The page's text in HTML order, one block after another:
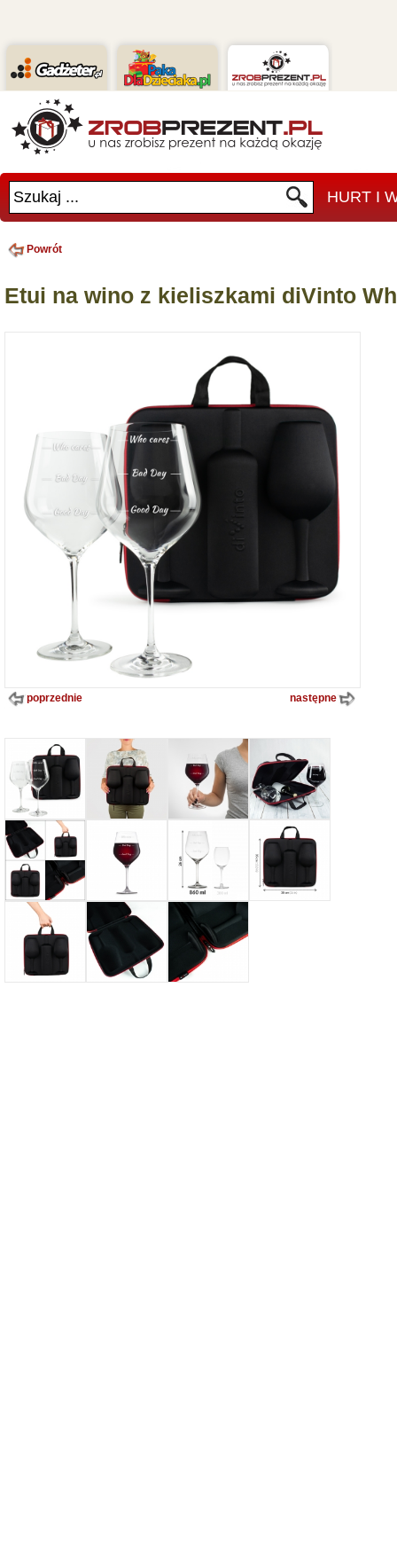
Szukaj ... HURT I
Powrót
Etui na wino z kieliszkami diVinto
poprzednie następne